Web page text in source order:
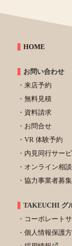
HOME
お問い合わせ
来店予約
無料見積
資料請求
お問合せ
VR 体験予約
内見同行サー
オンライン相談
協力事業者募集
TAKEUCHI グ
コーポレート
個人情報保護